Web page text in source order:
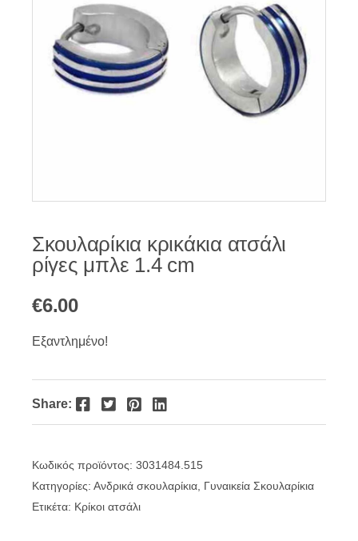
Σκουλαρίκια κρικάκια ατσάλι
ρίγες μπλε 1.4 cm
€6.00
Εξαντλημένο!
Share: Facebook Twitter Pinterest LinkedIn
Κωδικός προϊόντος: 3031484.515
Κατηγορίες: Ανδρικά σκουλαρίκια Γυναικεία Σκουλαρίκια
Ετικέτα: Κρίκοι ατσάλι